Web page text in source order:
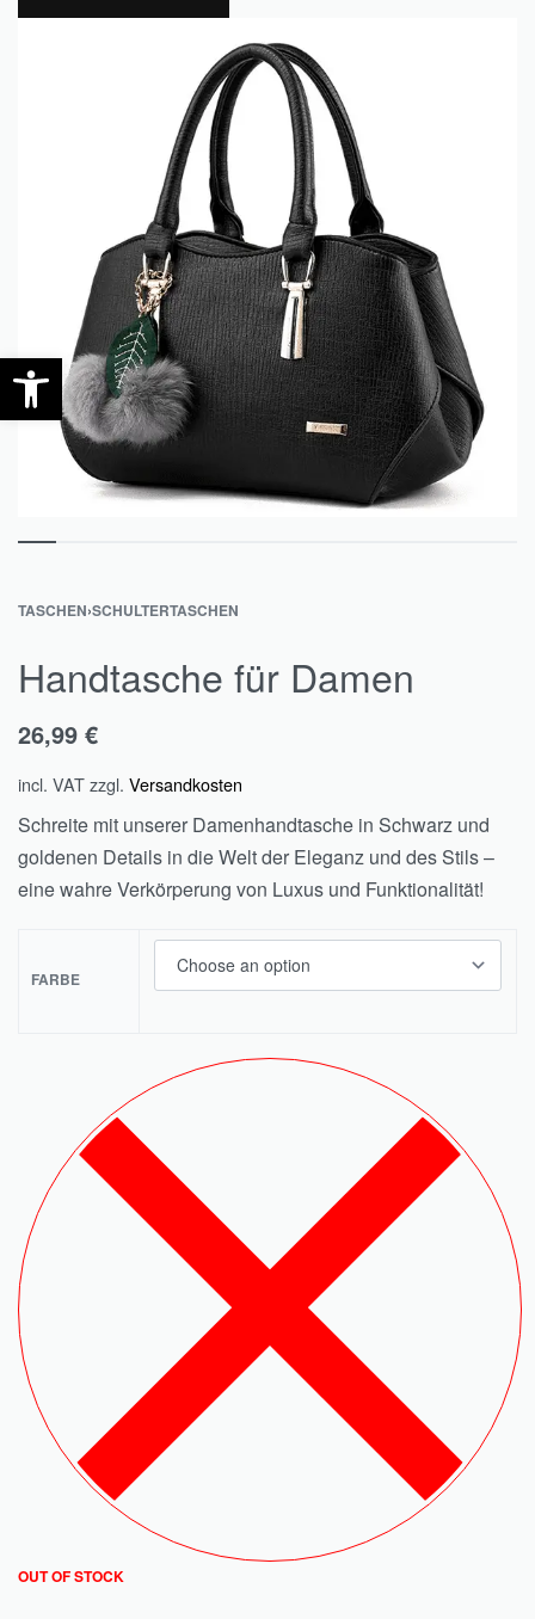
TASCHEN›SCHULTERTASCHEN
Handtasche für Damen
26,99 €
incl. VATzzgl. Versandkosten
Schreite mit unserer Damenhandtasche in Schwarz und
goldenen Details in die Welt der Eleganz und des Stils –
eine wahre Verkörperung von Luxus und Funktionalität!
FARBE
OUT OF STOCK
Open toolbar